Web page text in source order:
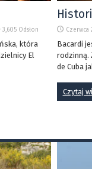
3,605 Odsłon
która
El
Czerwca
Bacardi
rodzinną.
de Cuba
Czytaj